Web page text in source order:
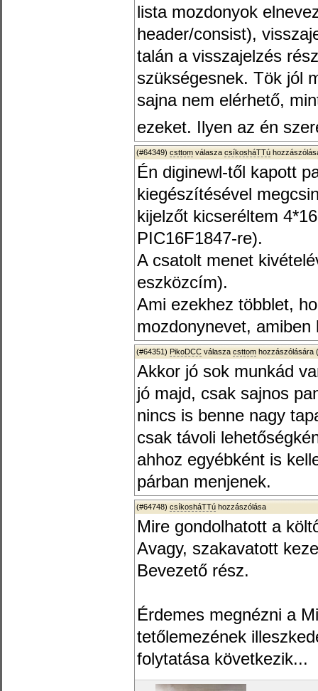
lista mozdonyok
header/consist),
talán a visszajelzés
szükségesnek. Tök jól
sajna nem elérhető,
ezeket. Ilyen az én
(#64349) csttom válasza csíkosháTTú
Én diginewl-től kapott
kiegészítésével
kijelzőt kicseréltem
PIC16F1847-re).
A csatolt menet
eszközcím).
Ami ezekhez többlet,
mozdonynevet, amiben
(#64351) PikoDCC válasza csttom hozzászólására (
Akkor jó sok munkád
jó majd, csak sajnos
nincs is benne nagy
csak távoli
ahhoz egyébként is
párban menjenek.
(#64748) csíkosháTTú hozzászólása
Mire gondolhatott a
Avagy, szakavatott
Bevezető rész.
Érdemes megnézni a
tetőlemezének
folytatása következik...